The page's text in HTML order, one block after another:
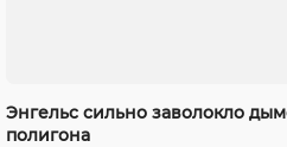
Энгельс сильно заволокло
полигона